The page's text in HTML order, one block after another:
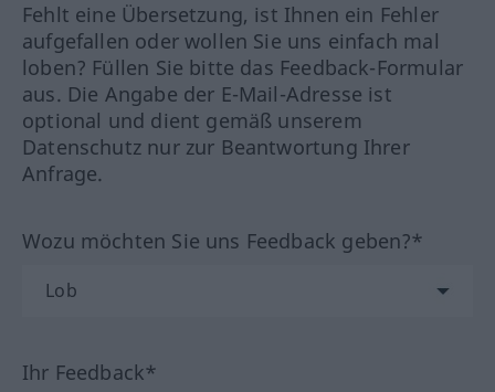
Fehlt eine Übersetzung, ist Ihnen ein Fehler
aufgefallen oder wollen Sie uns einfach mal
loben? Füllen Sie bitte das Feedback-Formular
aus. Die Angabe der E-Mail-Adresse ist
optional und dient gemäß unserem
Datenschutz nur zur Beantwortung Ihrer
Anfrage.
Wozu möchten Sie uns Feedback geben?*
Ihr Feedback*